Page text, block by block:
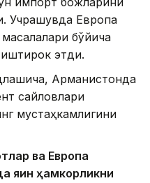
Учрашувда Европа
бўйича
этди.
Арманистонда
сайловлари
мустаҳкамлигини
ва Европа
яқин ҳамкорликни